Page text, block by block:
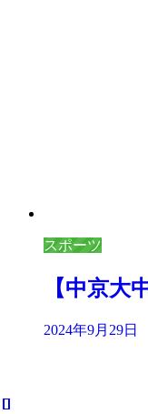
スポーツ
【中京
2024年9月29日